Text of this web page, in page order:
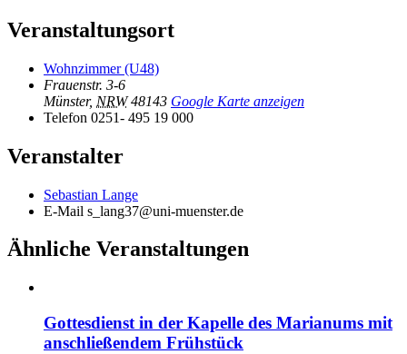
Veranstaltungsort
Wohnzimmer (U48)
Frauenstr. 3-6
Münster, NRW 48143 Google Karte anzeigen
Telefon 0251- 495 19 000
Veranstalter
Sebastian Lange
E-Mail s_lang37@uni-muenster.de
Ähnliche Veranstaltungen
Gottesdienst in der Kapelle des Marianums mit
anschließendem Frühstück